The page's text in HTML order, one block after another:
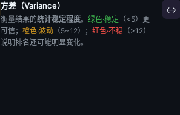
方差（Variance）
衡量结果的统计稳定程度。 绿色·稳定 （<5）更
可信； 橙色·波动 （5~12）； 红色·不稳 （>12）
说明排名还可能明显变化。
↔️